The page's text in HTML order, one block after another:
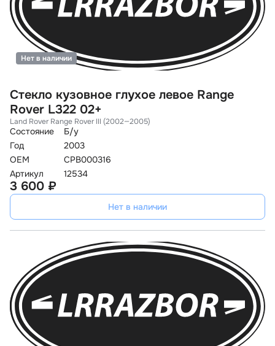
Стекло кузовное глухое левое Range
Rover L322 02+
Land Rover Range Rover III (2002—2005)
Состояние
Б/у
Год
2003
OEM
CPB000316
Артикул
12534
Нет в наличии
3 600 ₽
Нет в наличии